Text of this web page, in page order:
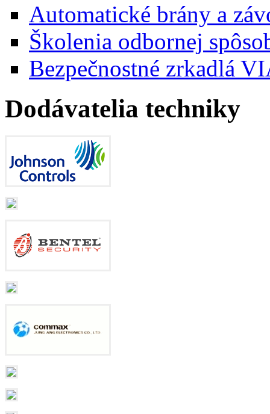
Automatické brány a
Školenia odbornej
Bezpečnostné zrkadlá
Dodávatelia techniky